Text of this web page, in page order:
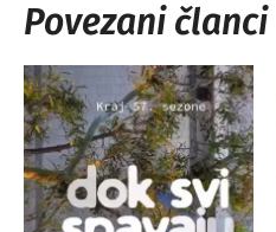
Povezani članci